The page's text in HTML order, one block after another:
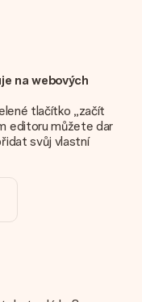
na webových
tlačítko „začít
editoru můžete dar
svůj vlastní
kvalitu?